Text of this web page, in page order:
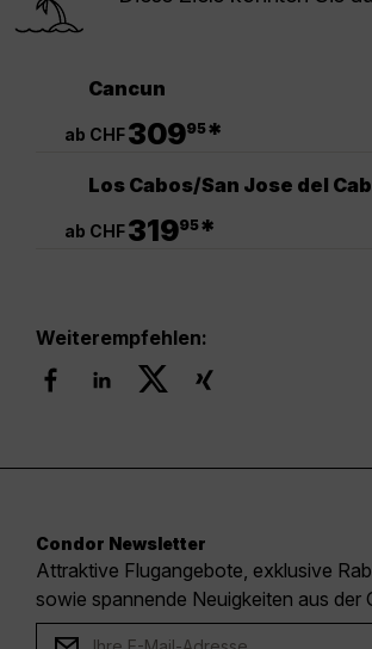
Cancun
ab CHF30995*
Los Cabos/San Jose del
ab CHF31995*
Weiterempfehlen:
Condor Newsletter
Attraktive Flugangebote, exklusive
sowie spannende Neuigkeiten aus der